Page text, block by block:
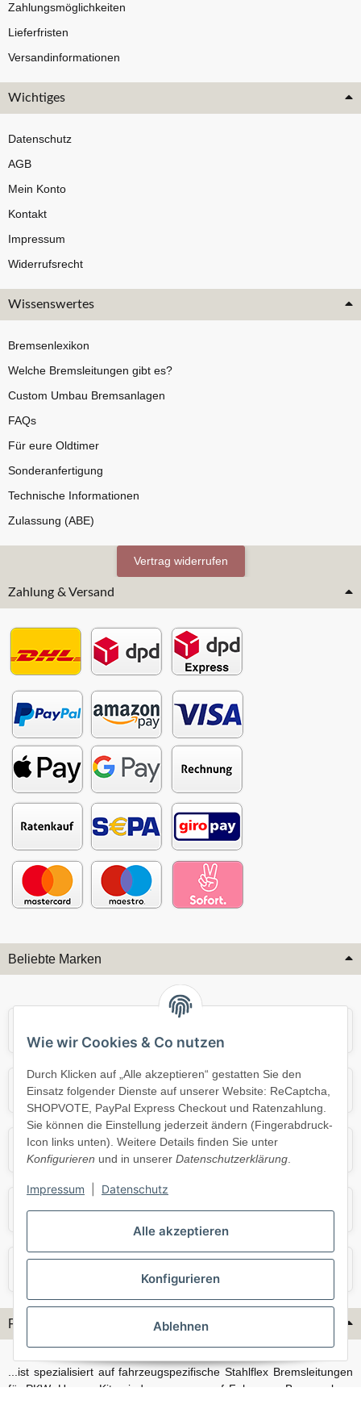
Alle akzeptieren
Konfigurieren
Ablehnen
Wie wir Cookies & Co nutzen
Durch Klicken auf „Alle akzeptieren“ gestatten Sie den
Einsatz folgender Dienste auf unserer Website: ReCaptcha,
SHOPVOTE, PayPal Express Checkout und Ratenzahlung.
Sie können die Einstellung jederzeit ändern (Fingerabdruck-
Icon links unten). Weitere Details finden Sie unter
Konfigurieren und in unserer Datenschutzerklärung.
Impressum Datenschutz
Zahlungsmöglichkeiten
Lieferfristen
Versandinformationen
Wichtiges
Datenschutz
AGB
Mein Konto
Kontakt
Impressum
Widerrufsrecht
Wissenswertes
Bremsenlexikon
Welche Bremsleitungen gibt es?
Custom Umbau Bremsanlagen
FAQs
Für eure Oldtimer
Sonderanfertigung
Technische Informationen
Zulassung (ABE)
Vertrag widerrufen
Zahlung & Versand
Beliebte Marken
Mercedes Mini
Opel Porsche
Skoda Smart
Flex-Hydraulik...
...ist spezialisiert auf fahrzeugspezifische Stahlflex Bremsleitungen
für PKW. Unsere Kits sind passgenau auf Fahrzeug, Bremsanlage